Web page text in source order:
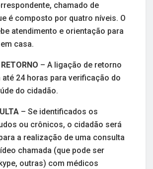
chamado de
é composto por quatro níveis. O
atendimento e orientação para
casa.
– A ligação de retorno
até 24 horas para verificação do
do cidadão.
– Se identificados os
ou crônicos, o cidadão será
a realização de uma consulta
chamada (que pode ser
outras) com médicos